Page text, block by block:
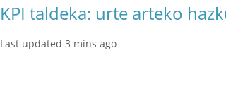
KPI taldeka: urte arteko
Last updated 3 mins ago